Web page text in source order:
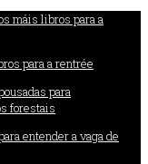
para a rentrée
entender a vaga de